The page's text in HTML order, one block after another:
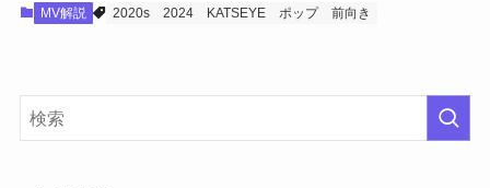
MV解説 2020s 2024 KATSEYE ポップ 前向き